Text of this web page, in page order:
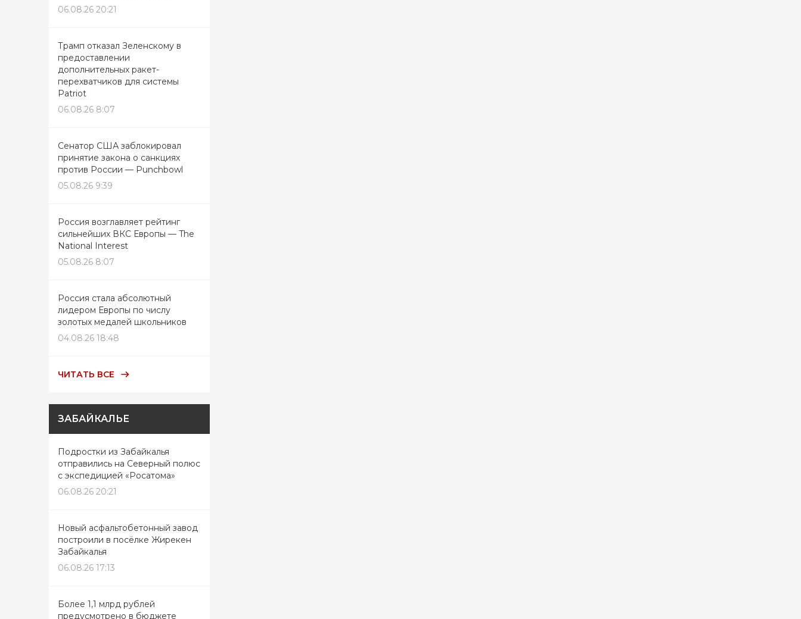
06.08.26 20:21
Трамп отказал Зеленскому в
предоставлении
дополнительных ракет-
перехватчиков для системы
Patriot
06.08.26 8:07
Сенатор США заблокировал
принятие закона о санкциях
против России — Punchbowl
05.08.26 9:39
Россия возглавляет рейтинг
сильнейших ВКС Европы — The
National Interest
05.08.26 8:07
Россия стала абсолютный
лидером Европы по числу
золотых медалей школьников
04.08.26 18:48
ЧИТАТЬ ВСЕ
ЗАБАЙКАЛЬЕ
Подростки из Забайкалья
отправились на Северный полюс
с экспедицией «Росатома»
06.08.26 20:21
Новый асфальтобетонный завод
построили в посёлке Жирекен
Забайкалья
06.08.26 17:13
Более 1,1 млрд рублей
предусмотрено в бюджете